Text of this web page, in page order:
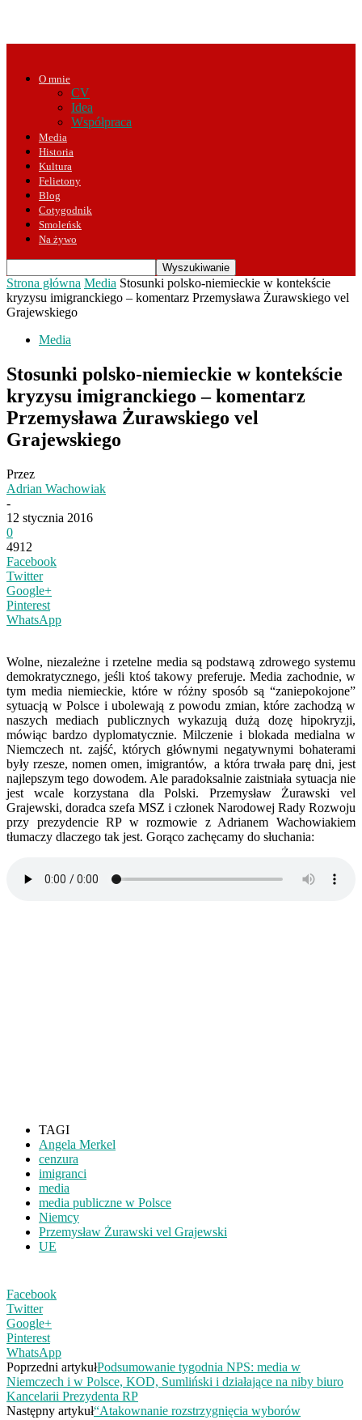
O mnie
CV
Idea
Współpraca
Media
Historia
Kultura
Felietony
Blog
Cotygodnik
Smoleńsk
Na żywo
Strona główna Media Stosunki polsko-niemieckie w kontekście
kryzysu imigranckiego – komentarz Przemysława Żurawskiego vel
Grajewskiego
Media
Stosunki polsko-niemieckie w kontekście
kryzysu imigranckiego – komentarz
Przemysława Żurawskiego vel
Grajewskiego
Przez
Adrian Wachowiak
-
12 stycznia 2016
0
4912
Facebook
Twitter
Google+
Pinterest
WhatsApp
Wolne, niezależne i rzetelne media są podstawą zdrowego systemu
demokratycznego, jeśli ktoś takowy preferuje. Media zachodnie, w
tym media niemieckie, które w różny sposób są “zaniepokojone”
sytuacją w Polsce i ubolewają z powodu zmian, które zachodzą w
naszych mediach publicznych wykazują dużą dozę hipokryzji,
mówiąc bardzo dyplomatycznie. Milczenie i blokada medialna w
Niemczech nt. zajść, których głównymi negatywnymi bohaterami
były rzesze, nomen omen, imigrantów, a która trwała parę dni, jest
najlepszym tego dowodem. Ale paradoksalnie zaistniała sytuacja nie
jest wcale korzystana dla Polski. Przemysław Żurawski vel
Grajewski, doradca szefa MSZ i członek Narodowej Rady Rozwoju
przy prezydencie RP w rozmowie z Adrianem Wachowiakiem
tłumaczy dlaczego tak jest. Gorąco zachęcamy do słuchania:
TAGI
Angela Merkel
cenzura
imigranci
media
media publiczne w Polsce
Niemcy
Przemysław Żurawski vel Grajewski
UE
Facebook
Twitter
Google+
Pinterest
WhatsApp
Poprzedni artykułPodsumowanie tygodnia NPS: media w
Niemczech i w Polsce, KOD, Sumliński i działające na niby biuro
Kancelarii Prezydenta RP
Następny artykuł“Atakownanie rozstrzygnięcia wyborów